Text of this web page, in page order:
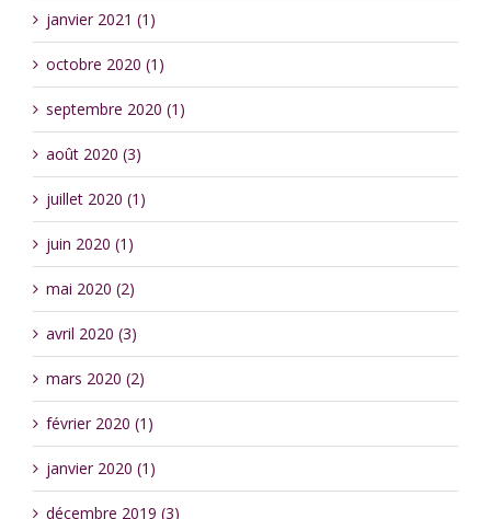
janvier 2021 (1)
octobre 2020 (1)
septembre 2020 (1)
août 2020 (3)
juillet 2020 (1)
juin 2020 (1)
mai 2020 (2)
avril 2020 (3)
mars 2020 (2)
février 2020 (1)
janvier 2020 (1)
décembre 2019 (3)